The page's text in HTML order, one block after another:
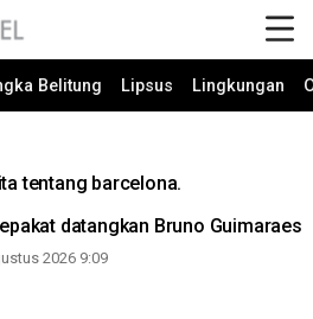
Belitung Lipsus Lingkungan
tentang barcelona.
datangkan Bruno Guimaraes
2026 9:09